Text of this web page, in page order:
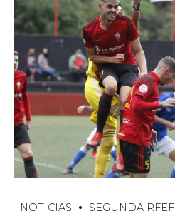
NOTICIAS SEGUNDA RFEF